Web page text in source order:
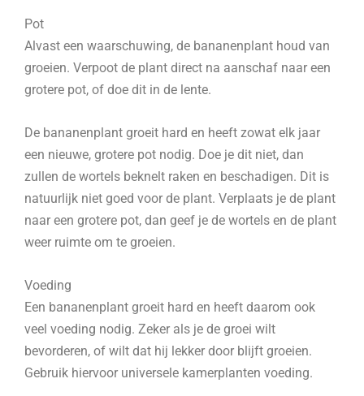
Pot
Alvast een waarschuwing, de bananenplant houd van
groeien. Verpoot de plant direct na aanschaf naar een
grotere pot, of doe dit in de lente.
De bananenplant groeit hard en heeft zowat elk jaar
een nieuwe, grotere pot nodig. Doe je dit niet, dan
zullen de wortels beknelt raken en beschadigen. Dit is
natuurlijk niet goed voor de plant. Verplaats je de plant
naar een grotere pot, dan geef je de wortels en de plant
weer ruimte om te groeien.
Voeding
Een bananenplant groeit hard en heeft daarom ook
veel voeding nodig. Zeker als je de groei wilt
bevorderen, of wilt dat hij lekker door blijft groeien.
Gebruik hiervoor universele kamerplanten voeding.